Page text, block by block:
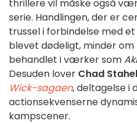
thrillere vil måske også
serie. Handlingen, der er
trussel i forbindelse med
blevet dødeligt, minder
behandlet i værker som
Desuden lover Chad
Wick-sagaen, deltagelse i
actionsekvenserne
kampscener.